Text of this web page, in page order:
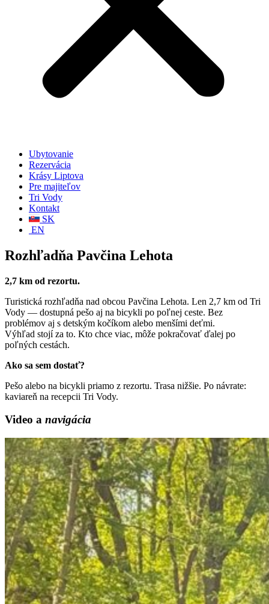
Ubytovanie
Rezervácia
Krásy Liptova
Pre majiteľov
Tri Vody
Kontakt
SK
EN
Rozhľadňa Pavčina Lehota
2,7 km od rezortu.
Turistická rozhľadňa nad obcou Pavčina Lehota. Len 2,7 km od Tri
Vody — dostupná pešo aj na bicykli po poľnej ceste. Bez
problémov aj s detským kočíkom alebo menšími deťmi.
Výhľad stojí za to. Kto chce viac, môže pokračovať ďalej po
poľných cestách.
Ako sa sem dostať?
Pešo alebo na bicykli priamo z rezortu. Trasa nižšie. Po návrate:
kaviareň na recepcii Tri Vody.
Video a navigácia